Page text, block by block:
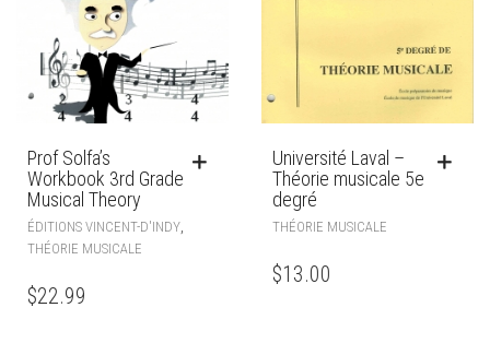
Prof Solfa’s
Workbook 3rd Grade
Musical Theory
ÉDITIONS VINCENT-D'INDY,
THÉORIE MUSICALE
$22.99
Université Laval –
Théorie musicale 5e
degré
THÉORIE MUSICALE
$13.00